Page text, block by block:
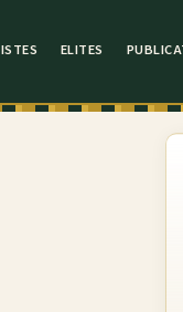
ELITES